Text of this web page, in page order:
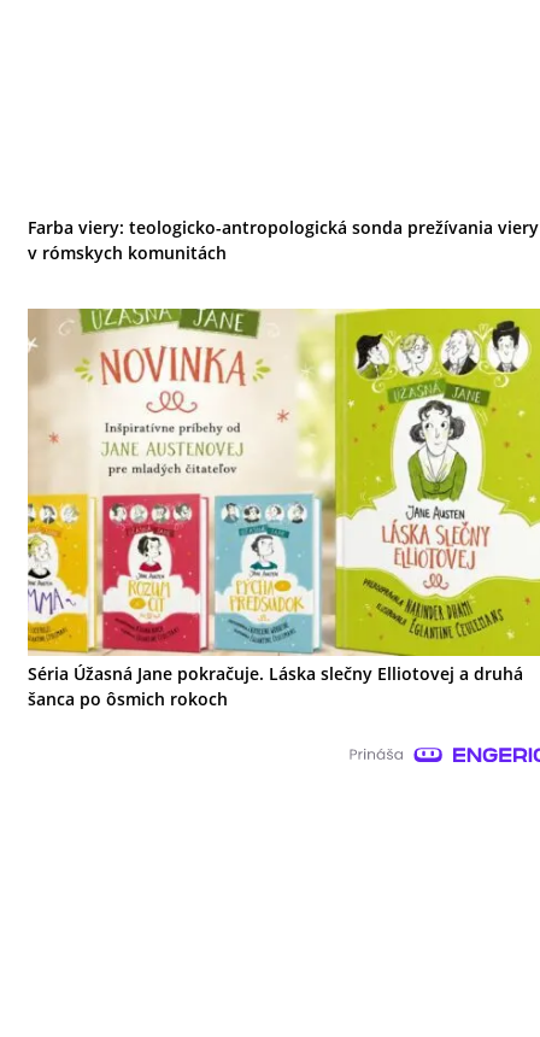
Farba viery: teologicko-antropologická sonda prežívania viery
v rómskych komunitách
Séria Úžasná Jane pokračuje. Láska slečny Elliotovej a druhá
šanca po ôsmich rokoch